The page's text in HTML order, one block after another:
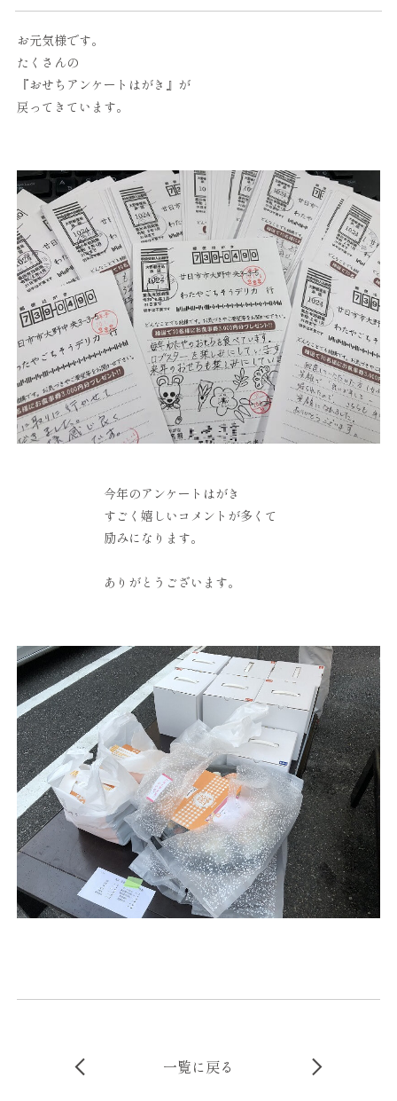
お元気様です。
たくさんの
『おせちアンケートはがき』が
戻ってきています。
今年のアンケートはがき
すごく嬉しいコメントが多くて
励みになります。
ありがとうございます。
一覧に戻る